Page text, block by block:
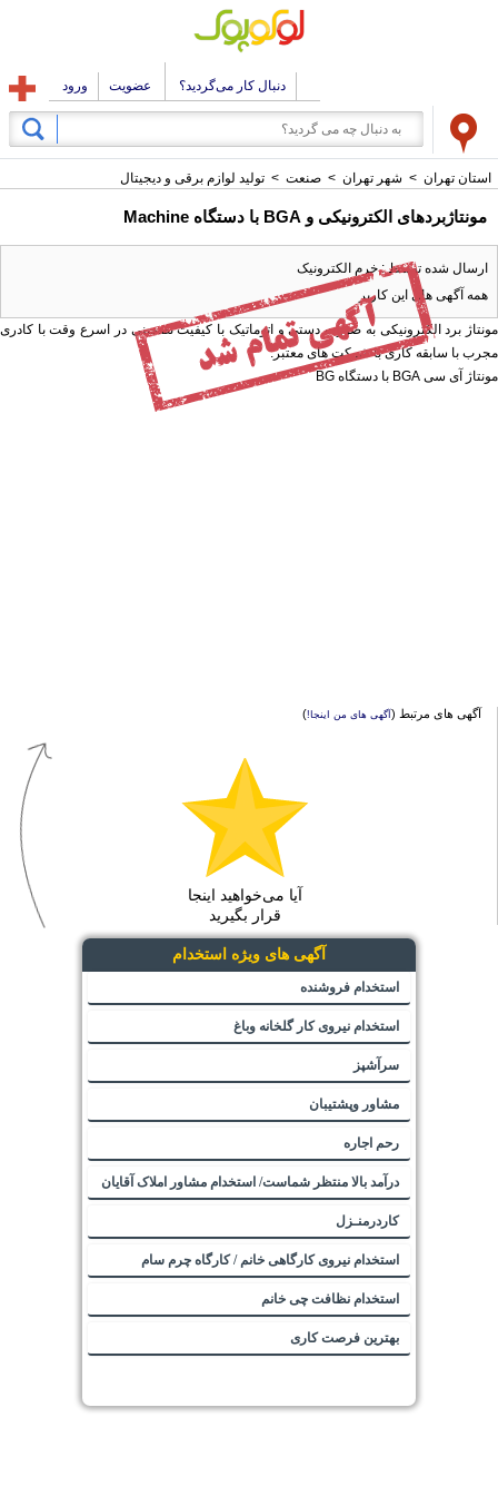
دنبال کار می‌گردید؟ عضویت ورود
استان تهران > شهر تهران > صنعت > تولید لوازم برقی و دیجیتال
مونتاژبردهای الکترونیکی و BGA با دستگاه Machine
ارسال شده توسط : خرم الکترونیک
همه آگهی های این کاربر
مونتاژ برد الکترونیکی به صورت دستی و اتوماتیک با کیفیت تضمینی در اسرع وقت با کادری
مجرب با سابقه کاری با شرکت های معتبر.
مونتاژ آی سی BGA با دستگاه BG
آگهی های مرتبط (آگهی های من اینجا!)
آیا می‌خواهید اینجا
قرار بگیرید
آگهی های ویژه استخدام
استخدام فروشنده
استخدام نیروی کار گلخانه وباغ
سرآشپز
مشاور وپشتیبان
رحم اجاره
درآمد بالا منتظر شماست/ استخدام مشاور املاک آقایان
کاردرمنـزل
استخدام نیروی کارگاهی خانم / کارگاه چرم سام
استخدام نظافت چی خانم
بهترین فرصت کاری